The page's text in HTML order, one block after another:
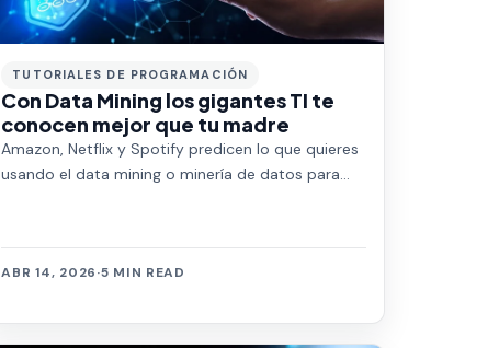
TUTORIALES DE PROGRAMACIÓN
Con Data Mining los gigantes TI te
conocen mejor que tu madre
Amazon, Netflix y Spotify predicen lo que quieres
usando el data mining o minería de datos para
ABR 14, 2026·5 MIN READ